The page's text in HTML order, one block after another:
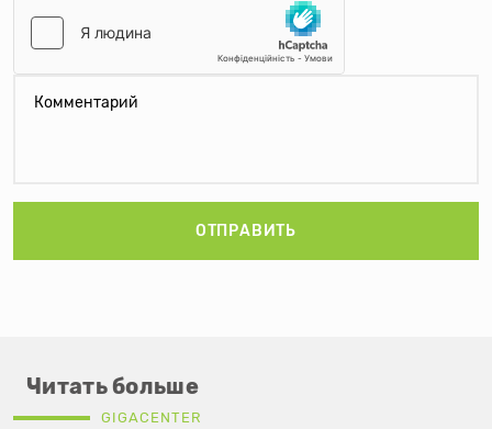
ОТПРАВИТЬ
Читать больше
GIGACENTER